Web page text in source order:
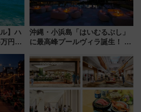
】ハ
円台
ア
沖縄・小浜島「はいむるぶし」
に最高峰プールヴィラ誕生！ 石
美旅「何もしない贅沢」を体験
してみない？